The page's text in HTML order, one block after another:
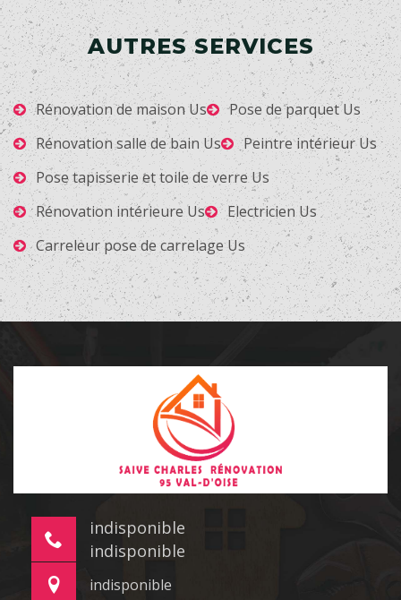
AUTRES SERVICES
Rénovation de maison Us
Pose de parquet Us
Rénovation salle de bain Us
Peintre intérieur Us
Pose tapisserie et toile de verre Us
Rénovation intérieure Us
Electricien Us
Carreleur pose de carrelage Us
indisponible
indisponible
indisponible